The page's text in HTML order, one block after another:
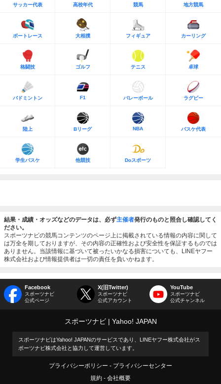
サッカー代表 高校年代 競馬 地方競馬
ボートレース 大相撲 フィギュア カーリング
格闘技 ゴルフ テニス 卓球
バドミントン F1 バレーボール ラグビー
陸上 Bリーグ NBA バスケ代表
学生バスケ 他競技 Doスポーツ
結果・成績・オッズなどのデータは、必ず主催者発行のものと照合し確認してく
ださい。
スポーツナビの競馬コンテンツのページ上に掲載されている情報の内容に関して
は万全を期しておりますが、その内容の正確性および安全性を保証するものでは
ありません。当該情報に基づいて被ったいかなる損害についても、LINEヤフー
株式会社および情報提供者は一切の責任を負いかねます。
Facebook
スポーツナビ
公式ページ
X(旧Twitter)
スポーツナビ
公式アカウント
YouTube
スポーツナビ
公式チャンネル
スポーツナビ Yahoo! JAPAN
スポーツナビはYahoo! JAPANのサービスであり、LINEヤフー株式会社がス
ポーツナビ株式会社と協力して運営しています。
プライバシーポリシー
プライバシーセンター
規約
会社概要